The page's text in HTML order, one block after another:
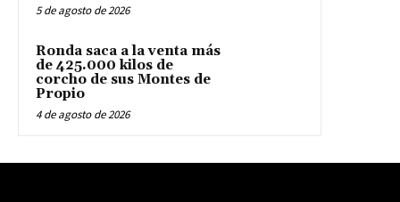
5 de agosto de 2026
Ronda saca a la venta más
de 425.000 kilos de
corcho de sus Montes de
Propio
4 de agosto de 2026